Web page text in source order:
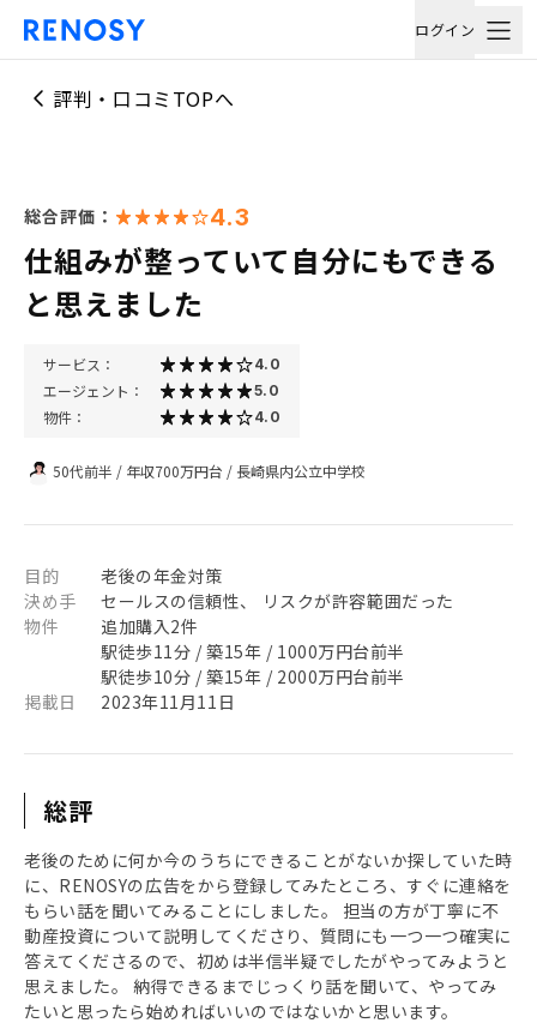
ログイン
評判・口コミTOPへ
総合評価： 4.3
仕組みが整っていて自分にもできる
と思えました
サービス： 4.0
エージェント： 5.0
物件： 4.0
50代前半 / 年収700万円台 / 長崎県内公立中学校
目的
老後の年金対策
決め手
セールスの信頼性、 リスクが許容範囲だった
物件
追加購入2件
駅徒歩11分 / 築15年 / 1000万円台前半
駅徒歩10分 / 築15年 / 2000万円台前半
掲載日
2023年11月11日
総評
老後のために何か今のうちにできることがないか探していた時
に、RENOSYの広告をから登録してみたところ、すぐに連絡を
もらい話を聞いてみることにしました。 担当の方が丁寧に不
動産投資について説明してくださり、質問にも一つ一つ確実に
答えてくださるので、初めは半信半疑でしたがやってみようと
思えました。 納得できるまでじっくり話を聞いて、やってみ
たいと思ったら始めればいいのではないかと思います。